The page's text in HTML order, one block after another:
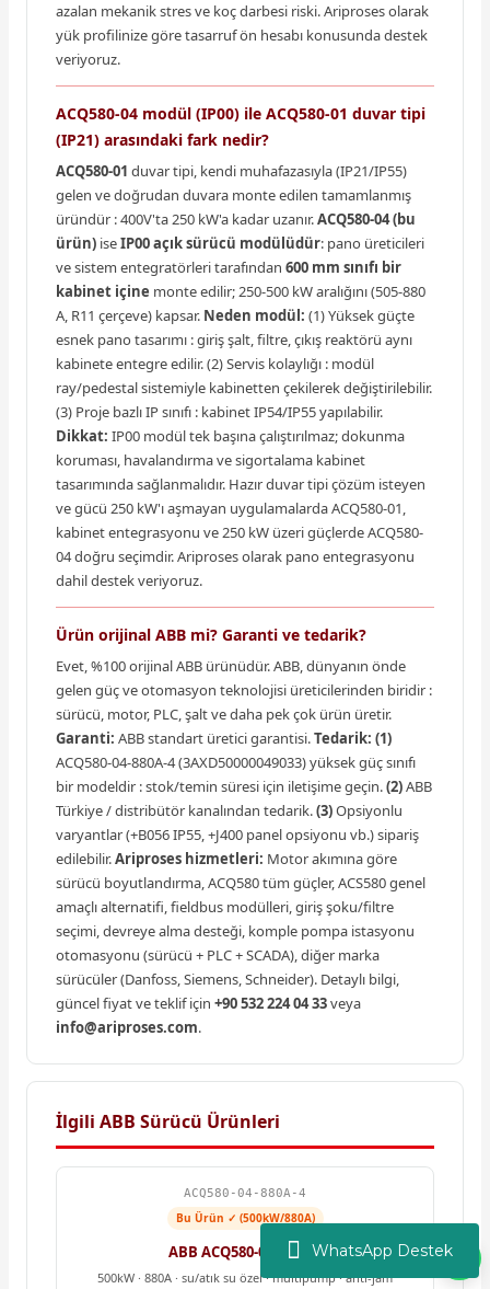
WhatsApp Destek
azalan mekanik stres ve koç darbesi riski. Ariproses olarak
yük profilinize göre tasarruf ön hesabı konusunda destek
veriyoruz.
ACQ580-04 modül (IP00) ile ACQ580-01 duvar tipi
(IP21) arasındaki fark nedir?
ACQ580-01 duvar tipi, kendi muhafazasıyla (IP21/IP55)
gelen ve doğrudan duvara monte edilen tamamlanmış
üründür : 400V'ta 250 kW'a kadar uzanır.ACQ580-04 (bu
ürün) iseIP00 açık sürücü modülüdür: pano üreticileri
ve sistem entegratörleri tarafından 600 mm sınıfı bir
kabinet içine monte edilir; 250-500 kW aralığını (505-880
A, R11 çerçeve) kapsar. Neden modül: (1) Yüksek güçte
esnek pano tasarımı : giriş şalt, filtre, çıkış reaktörü aynı
kabinete entegre edilir. (2) Servis kolaylığı : modül
ray/pedestal sistemiyle kabinetten çekilerek değiştirilebilir.
(3) Proje bazlı IP sınıfı : kabinet IP54/IP55 yapılabilir.
Dikkat: IP00 modül tek başına çalıştırılmaz; dokunma
koruması, havalandırma ve sigortalama kabinet
tasarımında sağlanmalıdır. Hazır duvar tipi çözüm isteyen
ve gücü 250 kW'ı aşmayan uygulamalarda ACQ580-01,
kabinet entegrasyonu ve 250 kW üzeri güçlerde ACQ580-
04 doğru seçimdir. Ariproses olarak pano entegrasyonu
dahil destek veriyoruz.
Ürün orijinal ABB mi? Garanti ve tedarik?
Evet, %100 orijinal ABB ürünüdür. ABB, dünyanın önde
gelen güç ve otomasyon teknolojisi üreticilerinden biridir :
sürücü, motor, PLC, şalt ve daha pek çok ürün üretir.
Garanti: ABB standart üretici garantisi.Tedarik: (1)
ACQ580-04-880A-4 (3AXD50000049033) yüksek güç sınıfı
bir modeldir : stok/temin süresi için iletişime geçin.(2)ABB
Türkiye / distribütör kanalından tedarik.(3)Opsiyonlu
varyantlar (+B056 IP55, +J400 panel opsiyonu vb.) sipariş
edilebilir.Ariproses hizmetleri: Motor akımına göre
sürücü boyutlandırma, ACQ580 tüm güçler, ACS580 genel
amaçlı alternatifi, fieldbus modülleri, giriş şoku/filtre
seçimi, devreye alma desteği, komple pompa istasyonu
otomasyonu (sürücü + PLC + SCADA), diğer marka
sürücüler (Danfoss, Siemens, Schneider). Detaylı bilgi,
güncel fiyat ve teklif için +90 532 224 04 33veya
info@ariproses.com.
İlgili ABB Sürücü Ürünleri
ACQ580-04-880A-4
Bu Ürün ✓ (500kW/880A)
ABB ACQ580-04-880A-4
500kW · 880A · su/atık su özel · multipump · anti-jam